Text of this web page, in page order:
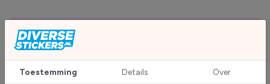
Custom sticker maken?
Toestemming Details Over